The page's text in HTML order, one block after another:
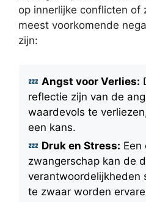
op innerlijke conflicten of
meest voorkomende
zijn:
Angst voor Verlies:
reflectie zijn van de
waardevols te
een kans.
Druk en Stress: Een
zwangerschap kan de
verantwoordelijkheden
te zwaar worden